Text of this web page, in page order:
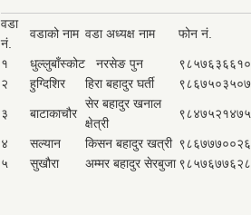
वडा
नं.
वडाको नाम वडा अध्यक्ष नाम फोन नं.
१ धुल्लुबाँस्कोट नरसेङ पुन
९८५७६३६६१०
२
हुग्दिशिर हिरा बहादुर घर्ती ९८६७५०३५०७
३ बाटाकाचौर
सेर बहादुर खनाल
क्षेत्री
९८४७५२१४७५
४ सल्यान किसन बहादुर खत्री ९८६७७७००२६
५
सुखौरा अम्मर बहादुर सेरबुजा ९८५७६७७६२८